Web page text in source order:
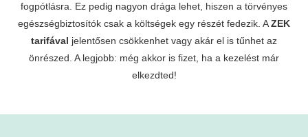
fogpótlásra. Ez pedig nagyon drága lehet, hiszen a törvényes
egészségbiztosítók csak a költségek egy részét fedezik. AZEK
tarifával jelentősen csökkenhet vagy akár el is tűnhet az
önrészed. A legjobb: még akkor is fizet, ha a kezelést már
elkezdted!